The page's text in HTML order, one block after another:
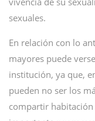
sexuales.
En relación con lo
mayores puede
institución, ya que,
pueden no ser los
compartir habitación